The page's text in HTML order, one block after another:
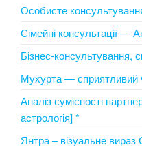
Особисте
Сімейні консультації —
Бізнес-консультування,
Мухурта — сприятливий
Аналіз сумісності
астрологія] *
Янтра – візуальне вираз